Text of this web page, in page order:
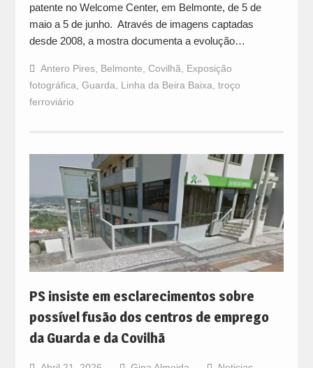
patente no Welcome Center, em Belmonte, de 5 de
maio a 5 de junho. Através de imagens captadas
desde 2008, a mostra documenta a evolução…
Antero Pires, Belmonte Covilhã
Exposição
fotográfica Guarda Linha da Beira Baixa troço
ferroviário
PS insiste em esclarecimentos sobre
possível fusão dos centros de emprego
da Guarda e da Covilhã